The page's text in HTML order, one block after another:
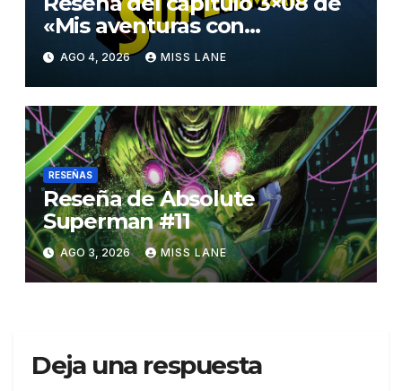
«Mis aventuras con
Superman»
AGO 4, 2026 MISS LANE
RESEÑAS
Reseña de Absolute
Superman #11
AGO 3, 2026 MISS LANE
Deja una respuesta